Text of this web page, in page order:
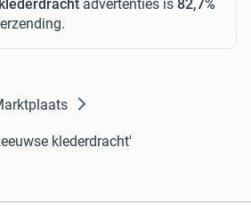
advertenties is 82,7%
klederdracht'